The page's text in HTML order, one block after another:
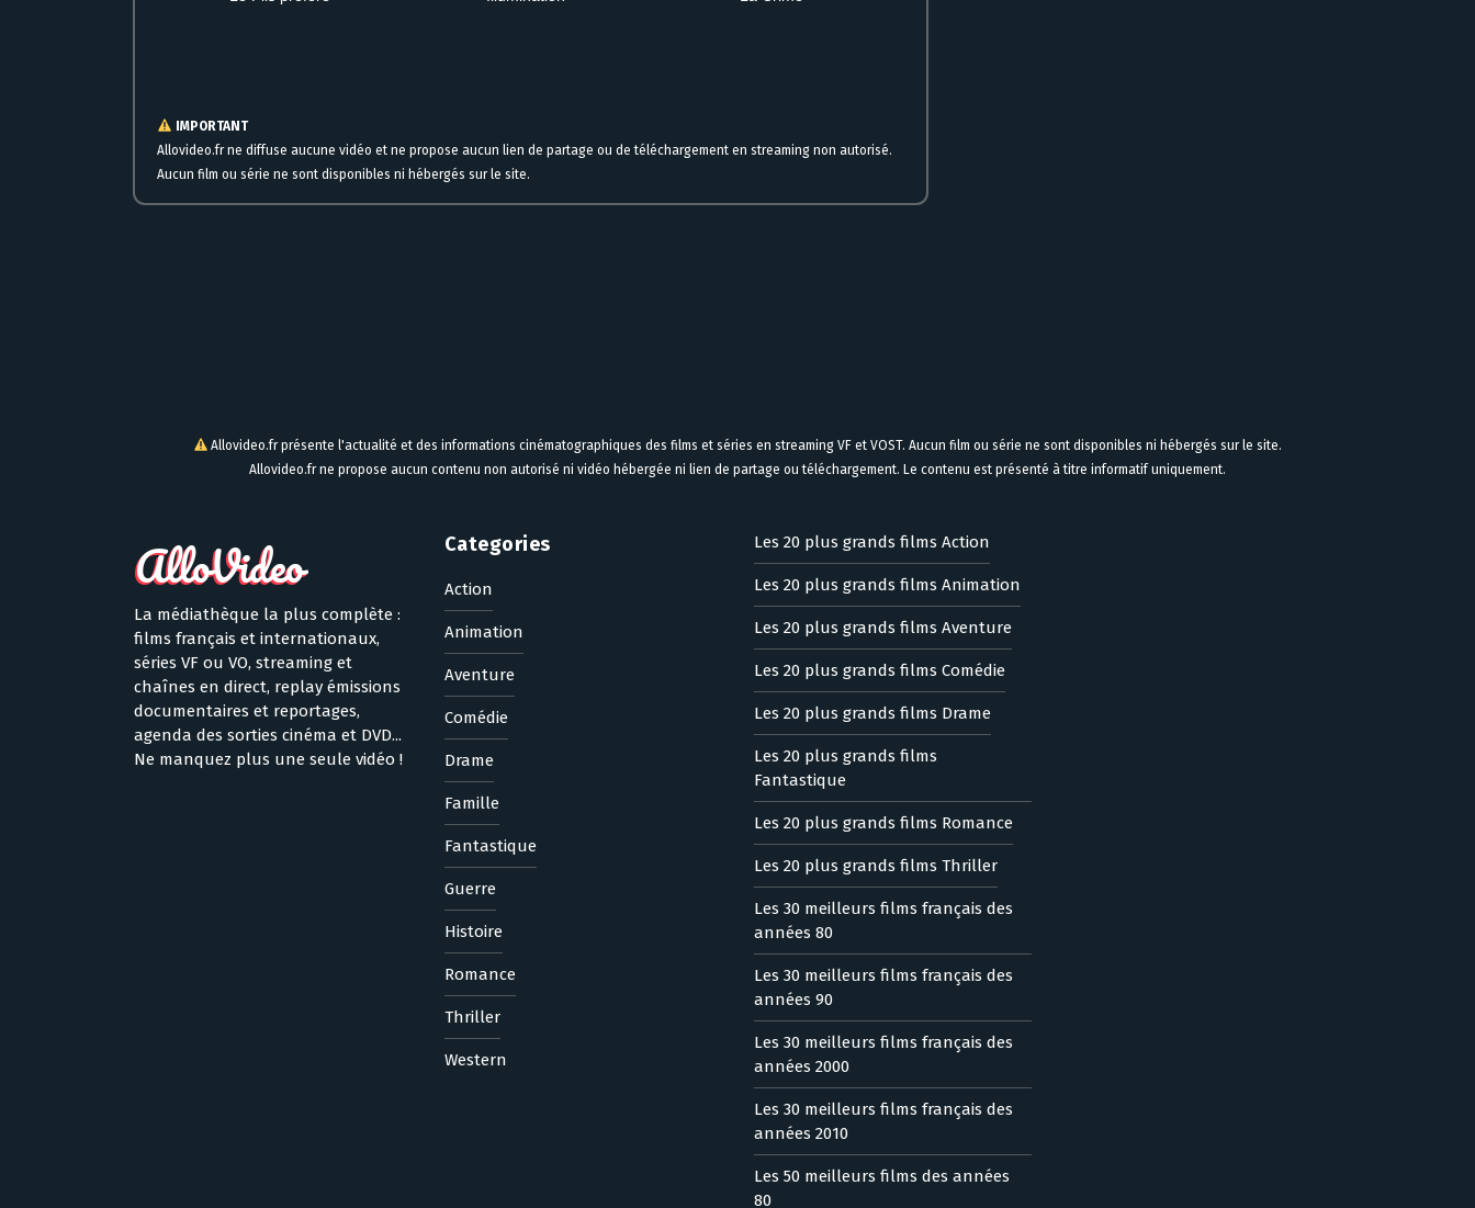
IMPORTANT
Allovideo.fr ne diffuse aucune vidéo et ne propose aucun lien de partage ou de téléchargement en streaming non autorisé.
Aucun film ou série ne sont disponibles ni hébergés sur le site.
Allovideo.fr présente l'actualité et des informations cinématographiques des films et séries en streaming VF et VOST. Aucun film ou série ne sont disponibles ni hébergés sur le site.
Allovideo.fr ne propose aucun contenu non autorisé ni vidéo hébergée ni lien de partage ou téléchargement. Le contenu est présenté à titre informatif uniquement.
La médiathèque la plus complète :
films français et internationaux,
séries VF ou VO, streaming et
chaînes en direct, replay émissions
documentaires et reportages,
agenda des sorties cinéma et DVD...
Ne manquez plus une seule vidéo !
Categories
Action
Animation
Aventure
Comédie
Drame
Famille
Fantastique
Guerre
Histoire
Romance
Thriller
Western
Les 20 plus grands films Action
Les 20 plus grands films Animation
Les 20 plus grands films Aventure
Les 20 plus grands films Comédie
Les 20 plus grands films Drame
Les 20 plus grands films
Fantastique
Les 20 plus grands films Romance
Les 20 plus grands films Thriller
Les 30 meilleurs films français des
années 80
Les 30 meilleurs films français des
années 90
Les 30 meilleurs films français des
années 2000
Les 30 meilleurs films français des
années 2010
Les 50 meilleurs films des années
80